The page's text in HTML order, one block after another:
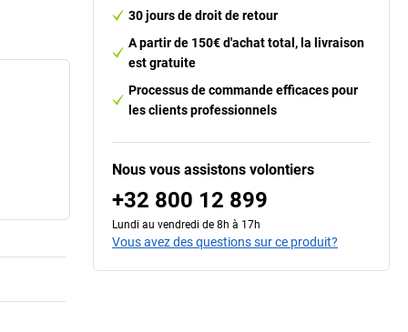
30 jours de droit de retour
A partir de 150€ d'achat total, la livraison
est gratuite
Processus de commande efficaces pour
les clients professionnels
Nous vous assistons volontiers
+32 800 12 899
Lundi au vendredi de 8h à 17h
Vous avez des questions sur ce produit?